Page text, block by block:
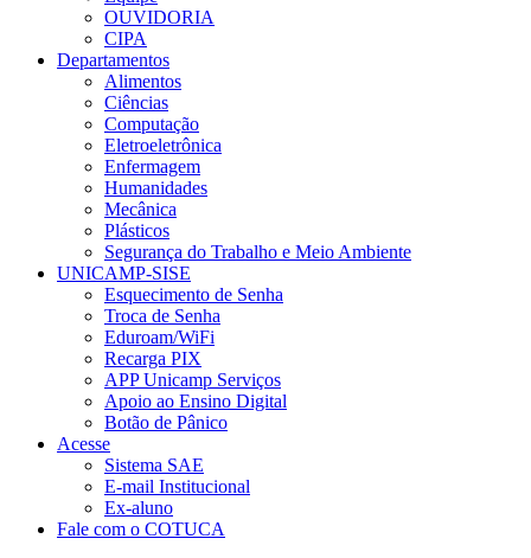
OUVIDORIA
CIPA
Departamentos
Alimentos
Ciências
Computação
Eletroeletrônica
Enfermagem
Humanidades
Mecânica
Plásticos
Segurança do Trabalho e Meio Ambiente
UNICAMP-SISE
Esquecimento de Senha
Troca de Senha
Eduroam/WiFi
Recarga PIX
APP Unicamp Serviços
Apoio ao Ensino Digital
Botão de Pânico
Acesse
Sistema SAE
E-mail Institucional
Ex-aluno
Fale com o COTUCA